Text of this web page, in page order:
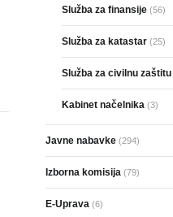
Služba za finansije (56)
Služba za katastar (25)
Služba za civilnu zaštitu
Kabinet načelnika (3)
Javne nabavke (294)
Izborna komisija (79)
E-Uprava (6)